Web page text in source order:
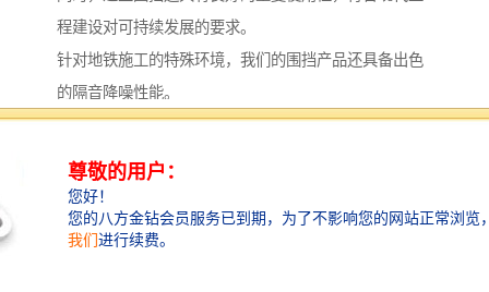
程建设对可持续发展的要求。
针对地铁施工的特殊环境，我们的围挡产品还具备出色
的隔音降噪性能。
通过特殊结构设计和材料搭配，能有效降低施工过程中
产生的噪音，减少对周边居民生活的影响。
此外，围挡表面经过特殊处理，具有耐腐蚀、抗老化等
特性，能够适应各种恶劣天气条件，确保在长期使用过